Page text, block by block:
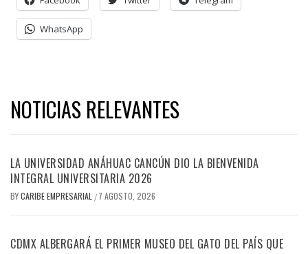
WhatsApp
NOTICIAS RELEVANTES
LA UNIVERSIDAD ANÁHUAC CANCÚN DIO LA BIENVENIDA
INTEGRAL UNIVERSITARIA 2026
BYCARIBE EMPRESARIAL / 7 AGOSTO, 2026
CDMX ALBERGARÁ EL PRIMER MUSEO DEL GATO DEL PAÍS QUE